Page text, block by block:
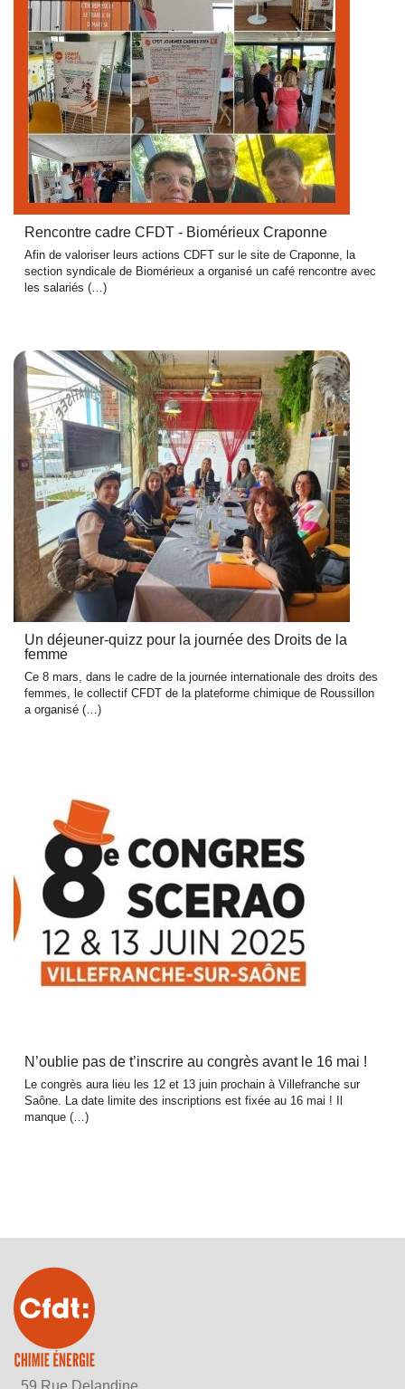
Rencontre cadre CFDT - Biomérieux Craponne
Afin de valoriser leurs actions CDFT sur le site de Craponne, la
section syndicale de Biomérieux a organisé un café rencontre avec
les salariés (…)
Un déjeuner-quizz pour la journée des Droits de la
femme
Ce 8 mars, dans le cadre de la journée internationale des droits des
femmes, le collectif CFDT de la plateforme chimique de Roussillon
a organisé (…)
N’oublie pas de t’inscrire au congrès avant le 16 mai !
Le congrès aura lieu les 12 et 13 juin prochain à Villefranche sur
Saône. La date limite des inscriptions est fixée au 16 mai ! Il
manque (…)